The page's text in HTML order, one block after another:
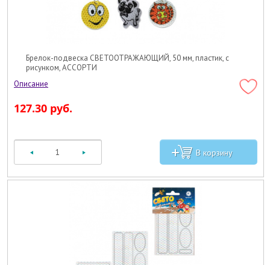
Брелок-подвеска СВЕТООТРАЖАЮЩИЙ, 50 мм, пластик, с
рисунком, АССОРТИ
127.30 руб.